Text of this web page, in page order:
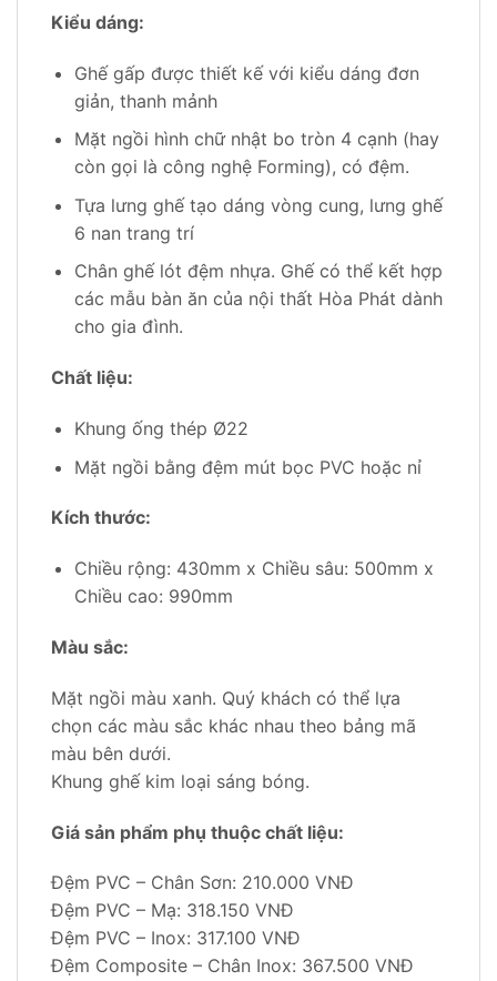
Kiểu dáng:
Ghế gấp được thiết kế với kiểu dáng đơn
giản, thanh mảnh
Mặt ngồi hình chữ nhật bo tròn 4 cạnh (hay
còn gọi là công nghệ Forming), có đệm.
Tựa lưng ghế tạo dáng vòng cung, lưng ghế
6 nan trang trí
Chân ghế lót đệm nhựa. Ghế có thể kết hợp
các mẫu bàn ăn của nội thất Hòa Phát dành
cho gia đình.
Chất liệu:
Khung ống thép Ø22
Mặt ngồi bằng đệm mút bọc PVC hoặc nỉ
Kích thước:
Chiều rộng: 430mm x Chiều sâu: 500mm x
Chiều cao: 990mm
Màu sắc:
Mặt ngồi màu xanh. Quý khách có thể lựa
chọn các màu sắc khác nhau theo bảng mã
màu bên dưới.
Khung ghế kim loại sáng bóng.
Giá sản phẩm phụ thuộc chất liệu:
Đệm PVC – Chân Sơn: 210.000 VNĐ
Đệm PVC – Mạ: 318.150 VNĐ
Đệm PVC – Inox: 317.100 VNĐ
Đệm Composite – Chân Inox: 367.500 VNĐ